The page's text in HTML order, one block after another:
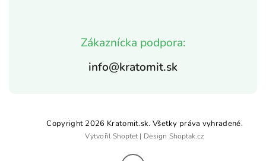
Zákaznícka podpora:
info@kratomit.sk
Copyright 2026 Kratomit.sk. Všetky práva vyhradené.
VytvořilShoptet | Design Shoptak.cz